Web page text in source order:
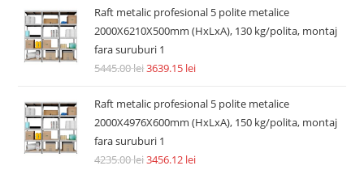
Raft metalic profesional 5 polite metalice
2000X6210X500mm (HxLxA), 130 kg/polita, montaj
fara suruburi 1
5445.00lei3639.15 lei
Raft metalic profesional 5 polite metalice
2000X4976X600mm (HxLxA), 150 kg/polita, montaj
fara suruburi 1
4235.00lei3456.12 lei